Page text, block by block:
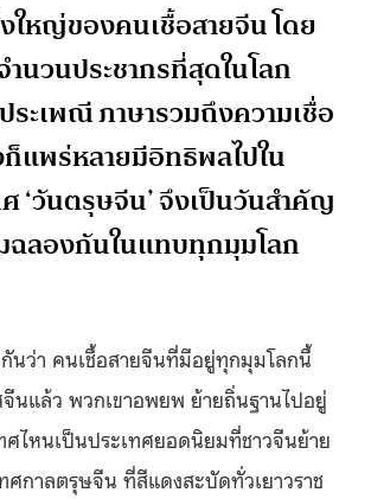
ใหญ่ของคนเชื้อสายจีน โดย
ำนวนประชากรที่สุดในโลก
ะเพณี ภาษารวมถึงความเชื่อ
แพร่หลายมีอิทธิพลไปใน
‘วันตรุษจีน’ จึงเป็นวันสำคัญ
ฉลองกันในแทบทุกมุมโลก
นว่า คนเชื้อสายจีนที่มีอยู่ทุกมุมโลกนี้
จีนแล้ว พวกเขาอพยพ ย้ายถิ่นฐานไปอยู่
ไหนเป็นประเทศยอดนิยมที่ชาวจีนย้าย
ศกาลตรุษจีน ที่สีแดงสะบัดทั่วเยาวราช